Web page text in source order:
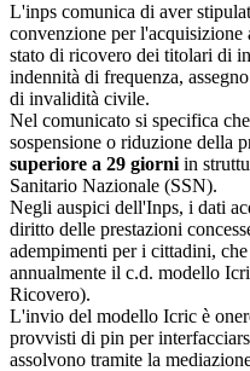
L'inps comunica di aver
convenzione per
stato di ricovero dei titolari di
indennità di frequenza,
di invalidità civile.
Nel comunicato si specifica
sospensione o riduzione della
superiore a 29 giorni in
Sanitario Nazionale (SSN).
Negli auspici dell'Inps, i dati
diritto delle prestazioni
adempimenti per i cittadini,
annualmente il c.d. modello
Ricovero).
L'invio del modello Icric è
provvisti di pin per
assolvono tramite la